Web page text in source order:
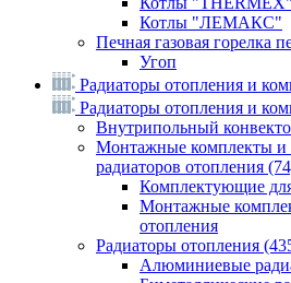
Котлы "ЛЕМАКС"
Печная газовая горелка
Угоп
Радиаторы отопления и
Радиаторы отопления и
Внутрипольный
Монтажные комплекты и
радиаторов отопления
Комплектующие
Монтажные
отопления
Радиаторы отопления
Алюминиевые